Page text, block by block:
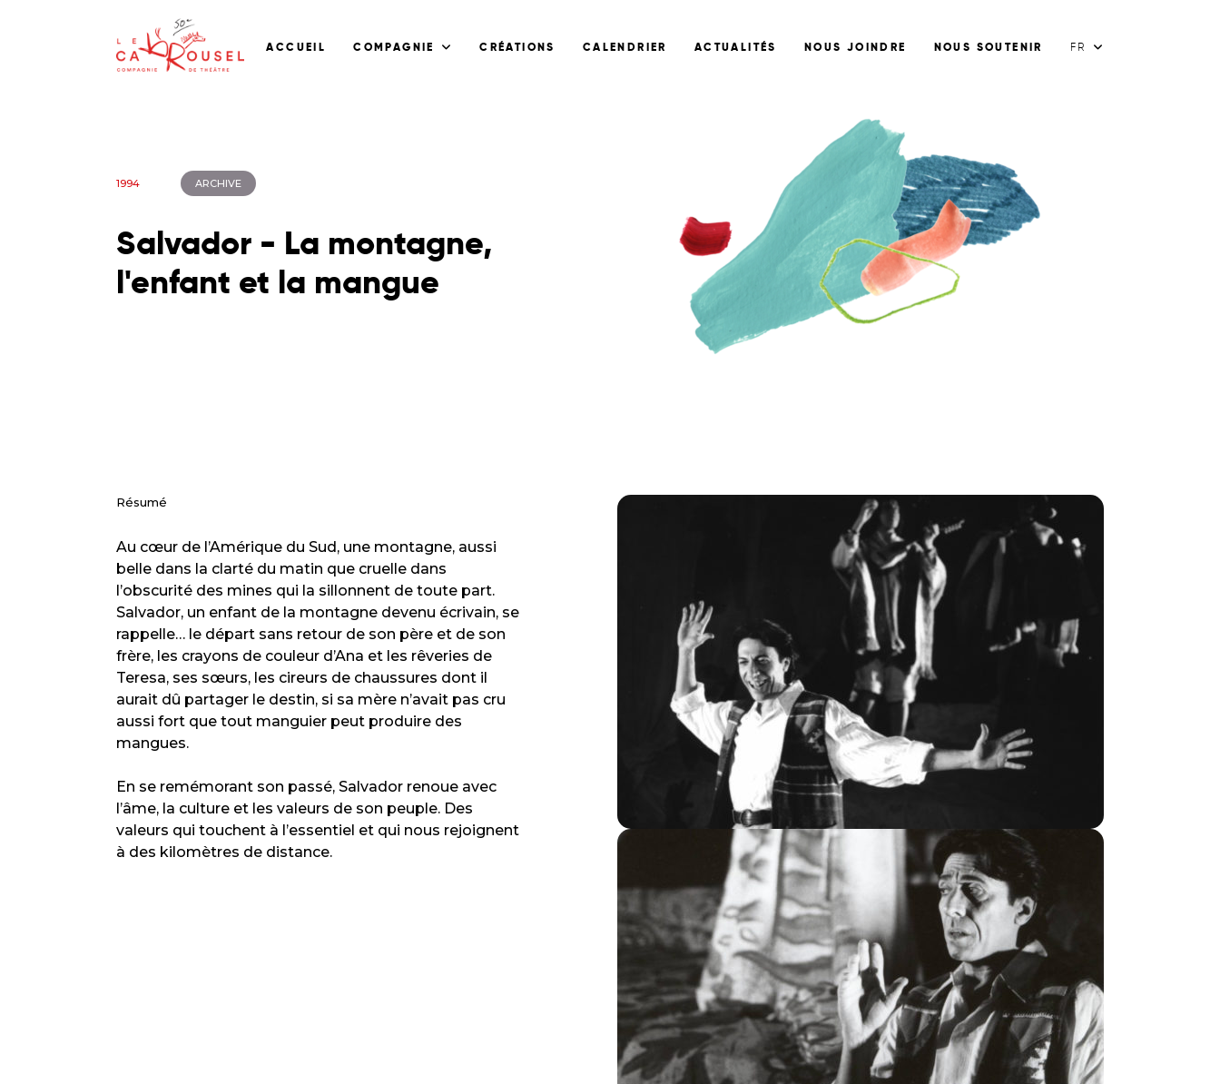
ACCUEIL COMPAGNIE CRÉATIONS CALENDRIER ACTUALITÉS NOUS JOINDRE NOUS SOUTENIR FR
1994 ARCHIVE
Salvador - La montagne,
l'enfant et la mangue
Résumé
Au cœur de l’Amérique du Sud, une montagne, aussi
belle dans la clarté du matin que cruelle dans
l’obscurité des mines qui la sillonnent de toute part.
Salvador, un enfant de la montagne devenu écrivain, se
rappelle… le départ sans retour de son père et de son
frère, les crayons de couleur d’Ana et les rêveries de
Teresa, ses sœurs, les cireurs de chaussures dont il
aurait dû partager le destin, si sa mère n’avait pas cru
aussi fort que tout manguier peut produire des
mangues.
En se remémorant son passé, Salvador renoue avec
l’âme, la culture et les valeurs de son peuple. Des
valeurs qui touchent à l’essentiel et qui nous rejoignent
à des kilomètres de distance.